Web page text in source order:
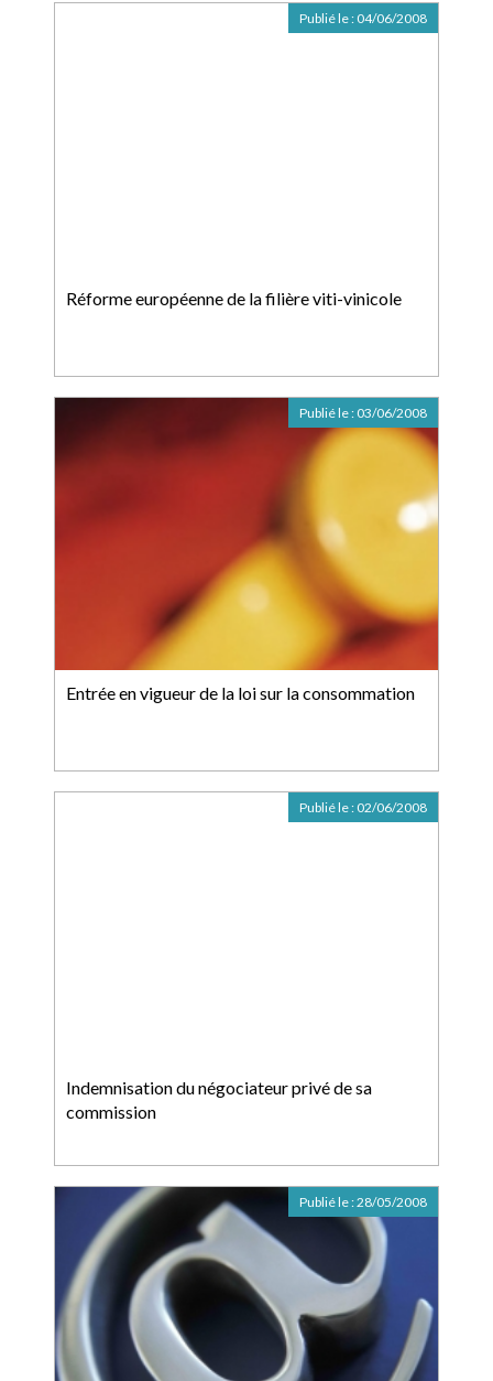
Réforme européenne de la filière viti-vinicole
Publié le : 04/06/2008
Entrée en vigueur de la loi sur la consommation
Publié le : 03/06/2008
Indemnisation du négociateur privé de sa
commission
Publié le : 02/06/2008
Publié le :28/05/2008